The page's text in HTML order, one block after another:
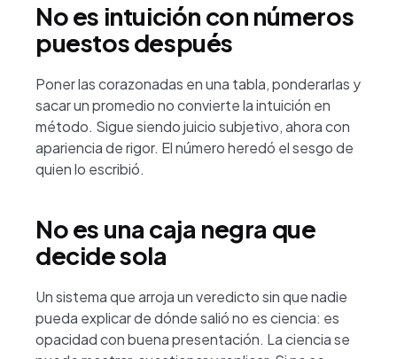
No es intuición con números
puestos después
Poner las corazonadas en una tabla, ponderarlas y
sacar un promedio no convierte la intuición en
método. Sigue siendo juicio subjetivo, ahora con
apariencia de rigor. El número heredó el sesgo de
quien lo escribió.
No es una caja negra que
decide sola
Un sistema que arroja un veredicto sin que nadie
pueda explicar de dónde salió no es ciencia: es
opacidad con buena presentación. La ciencia se